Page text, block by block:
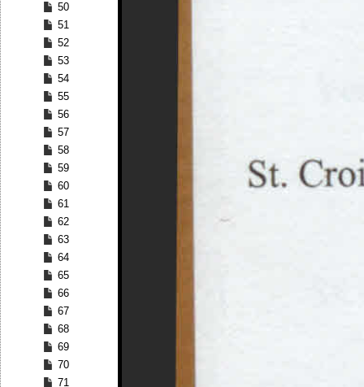
50
51
52
53
54
55
56
57
58
59
60
61
62
63
64
65
66
67
68
69
70
71